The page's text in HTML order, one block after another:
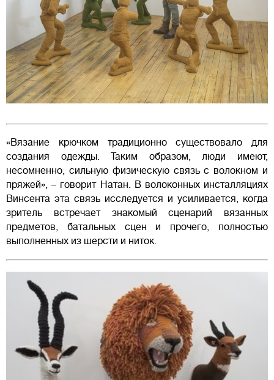
«Вязание крючком традиционно существовало для
создания одежды. Таким образом, люди имеют,
несомненно, сильную физическую связь с волокном и
пряжей», – говорит Натан. В волоконных инсталляциях
Винсента эта связь исследуется и усиливается, когда
зритель встречает знакомый сценарий вязанных
предметов, батальных сцен и прочего, полностью
выполненных из шерсти и ниток.